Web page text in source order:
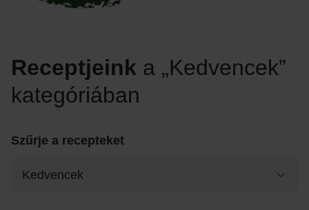
Receptjeink a „Kedvencek”
kategóriában
Szűrje a recepteket